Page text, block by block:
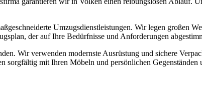
Umzugsdienstleistungen. Wir legen großen
der auf Ihre Bedürfnisse und Anforderungen
Wir verwenden modernste Ausrüstung und sichere
sorgfältig mit Ihren Möbeln und persönlichen Gegenständen